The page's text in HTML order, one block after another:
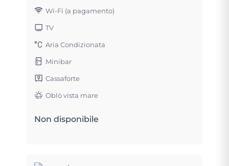
Wi-Fi (a pagamento)
TV
Aria Condizionata
Minibar
Cassaforte
Oblò vista mare
Non disponibile